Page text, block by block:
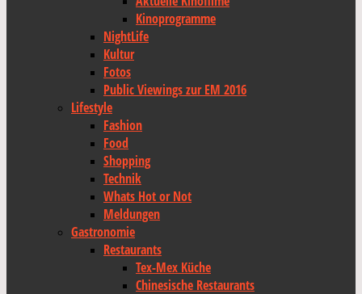
Kinoprogramme
NightLife
Kultur
Fotos
Public Viewings zur EM 2016
Lifestyle
Fashion
Food
Shopping
Technik
Whats Hot or Not
Meldungen
Gastronomie
Restaurants
Tex-Mex Küche
Chinesische Restaurants